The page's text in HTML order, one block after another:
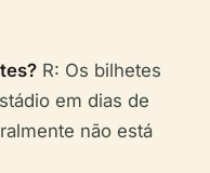
R: Os bilhetes
em dias de
não está